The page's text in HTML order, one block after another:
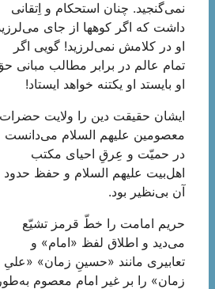
نمی‌گنجید. چنان استحکام و اِتقانی
داشت که اگر کوه‏ها از جاى می‌لرزید
او در کلامش نمی‌لرزید! گویی اگر
تمام عالم در برابر مطالب مبانى حقّ
او بایستد او یک‏تنه خواهد ایستاد!
ایشان حقیقت دین را ولایت حضرات
معصومین علیهم السلام می‌دانست
در حمیّت و عِرقِ احیای مکتب
اهل‌بیت علیهم السلام و حفظ حدود
آن بی‌نظیر بود.
حریم امامت را خطّ قرمز تشیّع
می‌دید و اطلاق لفظ «امام» و
تعابیری مانند «حسینِ زمان» «علیِ
زمان» را بر غیر امام معصوم به‌طور